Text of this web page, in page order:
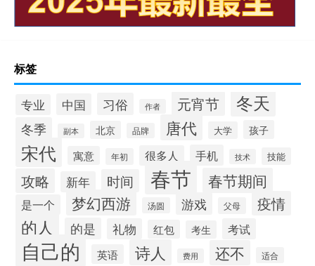
标签
专业 中国 习俗 作者 元宵节 冬天
冬季 副本 北京 品牌 唐代 大学 孩子
宋代 寓意 年初 很多人 手机 技术 技能
攻略 新年 时间 春节 春节期间
是一个 梦幻西游 汤圆 游戏 父母 疫情
的人 的是 礼物 红包 考生 考试
自己的 英语 诗人 费用 还不 适合